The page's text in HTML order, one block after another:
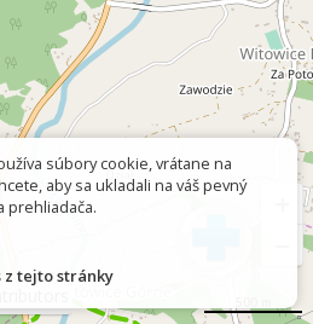
súbory cookie, vrátane na
aby sa ukladali na váš pevný
prehliadača.
z tejto stránky